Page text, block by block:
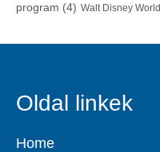
program (4) Walt Disney World
Oldal linkek
Home